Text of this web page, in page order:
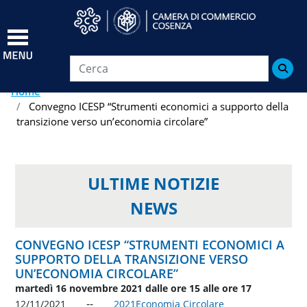
al
principale

Home
Convegno ICESP “Strumenti economici a supporto della
transizione verso un’economia circolare”
ULTIME NOTIZIE
NEWS
CONVEGNO ICESP “STRUMENTI ECONOMICI A
SUPPORTO DELLA TRANSIZIONE VERSO
UN’ECONOMIA CIRCOLARE”
martedì 16 novembre 2021 dalle ore 15 alle ore 17
12/11/2021
2021 Economia Circolare